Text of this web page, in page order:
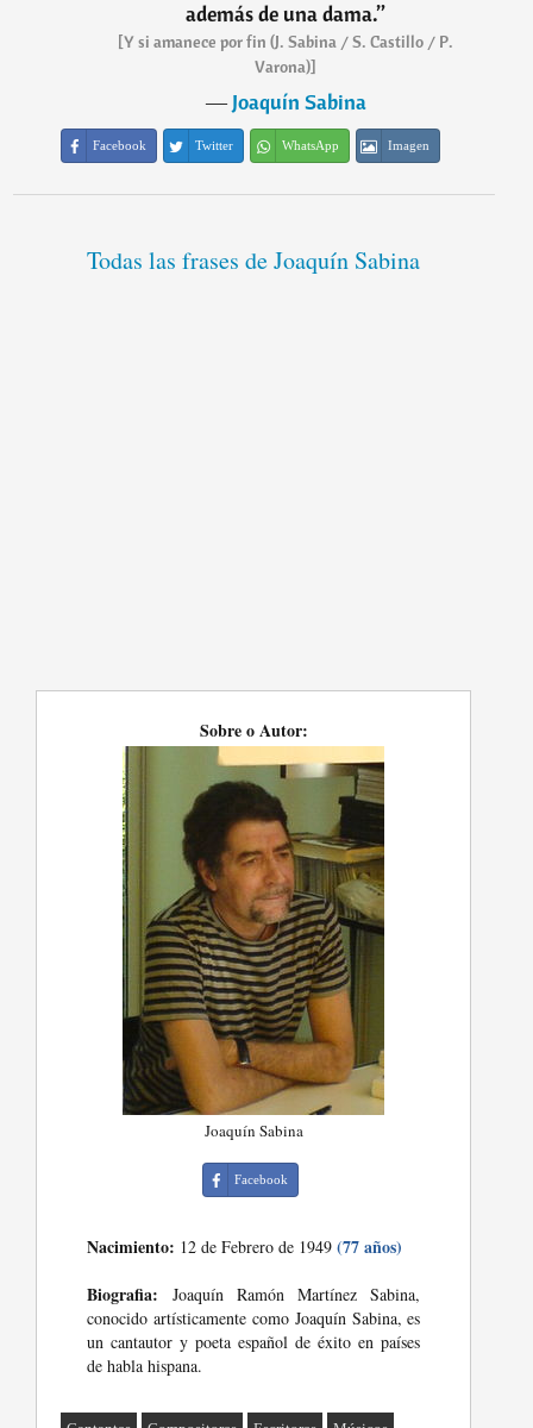
además de una dama.”
[Y si amanece por fin (J. Sabina / S. Castillo / P.
Varona)]
―Joaquín Sabina
Facebook Twitter WhatsApp Imagen
Todas las frases de Joaquín Sabina
Sobre o Autor:
Joaquín Sabina
Facebook
Nacimiento: 12 de Febrero de 1949(77 años)
Biografia: Joaquín Ramón Martínez Sabina,
conocido artísticamente como Joaquín Sabina, es
un cantautor y poeta español de éxito en países
de habla hispana.